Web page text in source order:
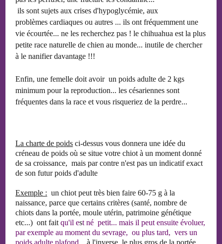
ils sont sujets aux crises d'hypoglycémie, aux
problèmes cardiaques ou autres ... ils ont fréquemment une
vie écourtée... ne les recherchez pas ! le chihuahua est la plus
petite race naturelle de chien au monde... inutile de chercher
à le nanifier davantage !!!
Enfin, une femelle doit avoir un poids adulte de 2 kgs
minimum pour la reproduction... les césariennes sont
fréquentes dans la race et vous risqueriez de la perdre...
La charte de poids ci-dessus vous donnera une idée du
créneau de poids où se situe votre chiot à un moment donné
de sa croissance, mais par contre n'est pas un indicatif exact
de son futur poids d'adulte
Exemple : un chiot peut très bien faire 60-75 g à la
naissance, parce que certains critères (santé, nombre de
chiots dans la portée, moule utérin, patrimoine génétique
etc...) ont faitqu'il est né petit... mais il peutensuiteévoluer,
par exemple au moment du sevrage, ou plus tard, vers un
poids adulte plafond...àl'inverse, le plus gros de la portée